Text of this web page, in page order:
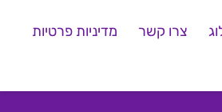
צרו קשר מדיניות פרטיות